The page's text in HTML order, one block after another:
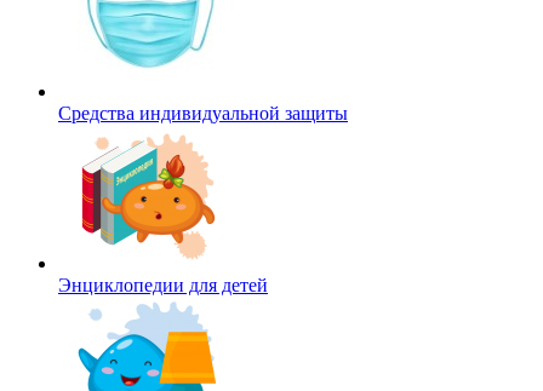
Средства индивидуальной защиты
Энциклопедии для детей